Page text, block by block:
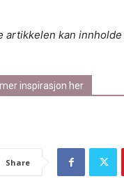
artikkelen kan
inspirasjon her
Share